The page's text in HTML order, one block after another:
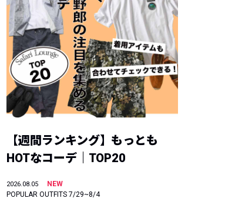
【週間ランキング】もっとも
HOTなコーデ｜TOP20
2026.08.05
NEW
POPULAR OUTFITS 7/29~8/4